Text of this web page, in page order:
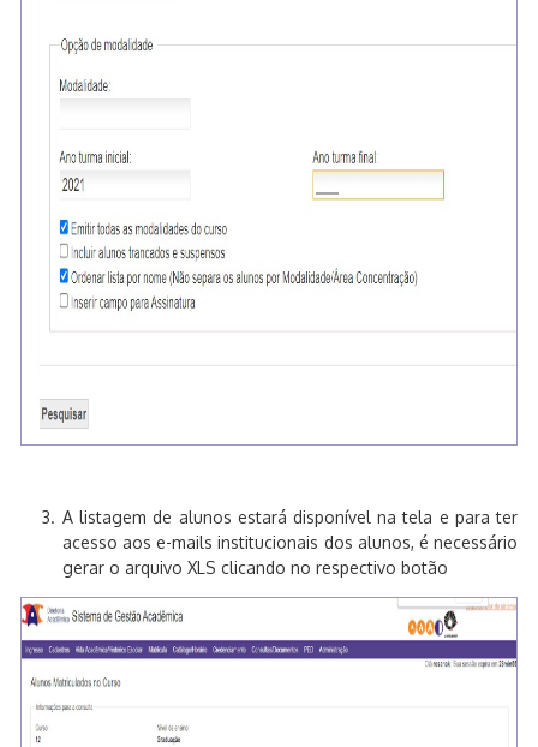
A listagem de alunos estará disponível na tela e para ter
acesso aos e-mails institucionais dos alunos, é necessário
gerar o arquivo XLS clicando no respectivo botão